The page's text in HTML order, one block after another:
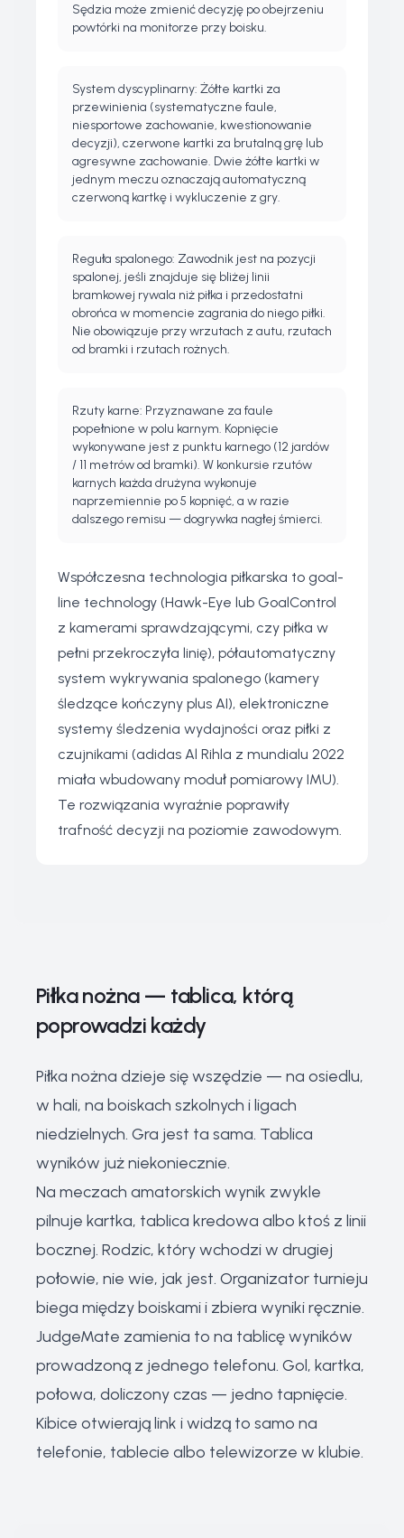
Sędzia może zmienić decyzję po obejrzeniu
powtórki na monitorze przy boisku.
System dyscyplinarny: Żółte kartki za
przewinienia (systematyczne faule,
niesportowe zachowanie, kwestionowanie
decyzji), czerwone kartki za brutalną grę lub
agresywne zachowanie. Dwie żółte kartki w
jednym meczu oznaczają automatyczną
czerwoną kartkę i wykluczenie z gry.
Reguła spalonego: Zawodnik jest na pozycji
spalonej, jeśli znajduje się bliżej linii
bramkowej rywala niż piłka i przedostatni
obrońca w momencie zagrania do niego piłki.
Nie obowiązuje przy wrzutach z autu, rzutach
od bramki i rzutach rożnych.
Rzuty karne: Przyznawane za faule
popełnione w polu karnym. Kopnięcie
wykonywane jest z punktu karnego (12 jardów
/ 11 metrów od bramki). W konkursie rzutów
karnych każda drużyna wykonuje
naprzemiennie po 5 kopnięć, a w razie
dalszego remisu — dogrywka nagłej śmierci.
Współczesna technologia piłkarska to goal-
line technology (Hawk-Eye lub GoalControl
z kamerami sprawdzającymi, czy piłka w
pełni przekroczyła linię), półautomatyczny
system wykrywania spalonego (kamery
śledzące kończyny plus AI), elektroniczne
systemy śledzenia wydajności oraz piłki z
czujnikami (adidas Al Rihla z mundialu 2022
miała wbudowany moduł pomiarowy IMU).
Te rozwiązania wyraźnie poprawiły
trafność decyzji na poziomie zawodowym.
Piłka nożna — tablica, którą
poprowadzi każdy
Piłka nożna dzieje się wszędzie — na osiedlu,
w hali, na boiskach szkolnych i ligach
niedzielnych. Gra jest ta sama. Tablica
wyników już niekoniecznie.
Na meczach amatorskich wynik zwykle
pilnuje kartka, tablica kredowa albo ktoś z linii
bocznej. Rodzic, który wchodzi w drugiej
połowie, nie wie, jak jest. Organizator turnieju
biega między boiskami i zbiera wyniki ręcznie.
JudgeMate zamienia to na tablicę wyników
prowadzoną z jednego telefonu. Gol, kartka,
połowa, doliczony czas — jedno tapnięcie.
Kibice otwierają link i widzą to samo na
telefonie, tablecie albo telewizorze w klubie.